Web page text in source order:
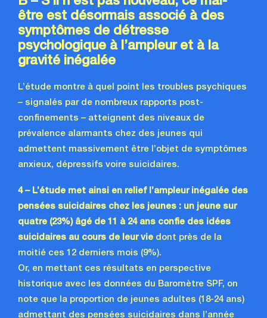
être est désormais associé à des
symptômes de détresse
psychologique à l’ampleur et à la
gravité inégalée
L’étude montre à quel point les troubles psychiques
– signalés par de nombreux rapports post-
confinements – atteignent des niveaux de
prévalence alarmants chez des jeunes qui
admettent massivement être l’objet de symptômes
anxieux, dépressifs voire suicidaires.
4 – L’étude met ainsi en relief l’ampleur inégalée des
pensées suicidaires chez les jeunes : un jeune sur
quatre (23%) âgé de 11 à 24 ans confie des idées
suicidaires au cours de leur vie dont près de la
moitié ces 12 derniers mois (9%).
Or, en mettant ces résultats en perspective
historique avec les données du Baromètre SPF, on
note que la proportion de jeunes adultes (18-24 ans)
admettant des pensées suicidaires dans l’année